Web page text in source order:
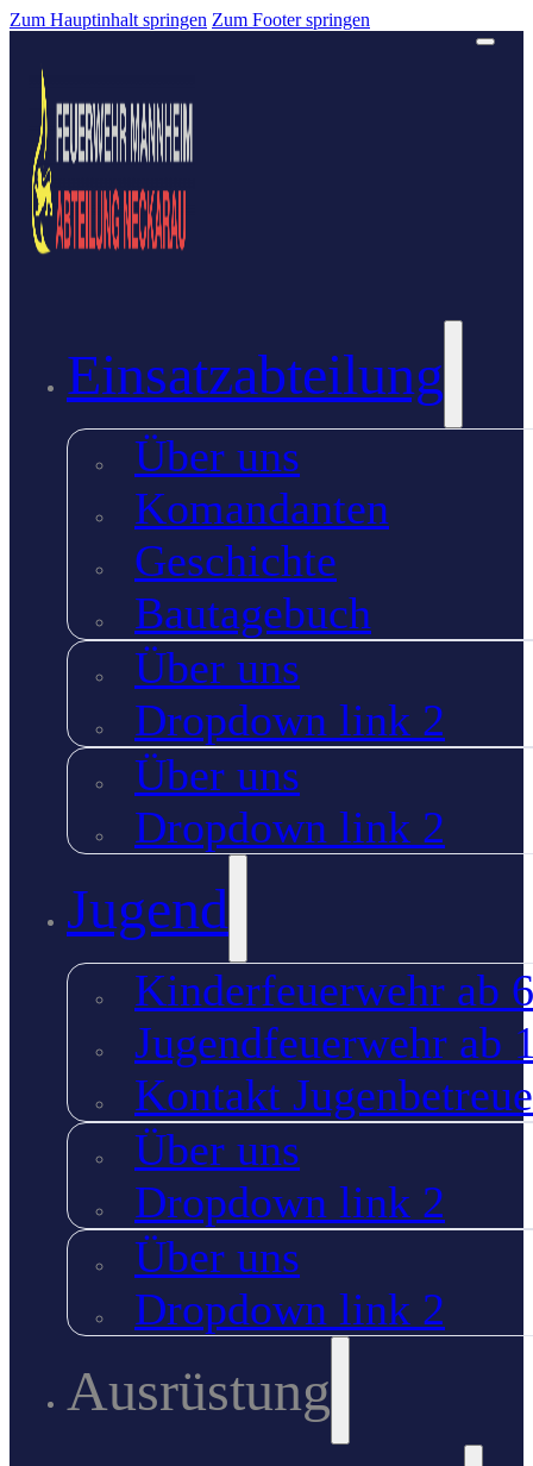
Zum Hauptinhalt springen Zum Footer springen
Einsatzabteilung
Über uns
Komandanten
Geschichte
Bautagebuch
Über uns
Dropdown link 2
Über uns
Dropdown link 2
Jugend
Kinderfeuerwehr ab
Jugendfeuerwehr ab
Kontakt
Über uns
Dropdown link 2
Über uns
Dropdown link 2
Ausrüstung